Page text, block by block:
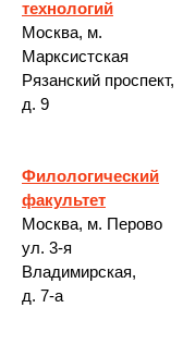
технологий
Москва, м.
Марксистская
Рязанский проспект,
д. 9
Филологический
факультет
Москва, м. Перово
ул. 3-я
Владимирская,
д. 7-а